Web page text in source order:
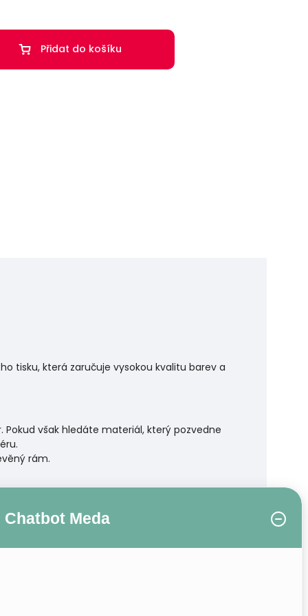
Přidat do košíku
tisku, která zaručuje vysokou kvalitu barev a
však hledáte materiál, který pozvedne
rám.
Chatbot Meda